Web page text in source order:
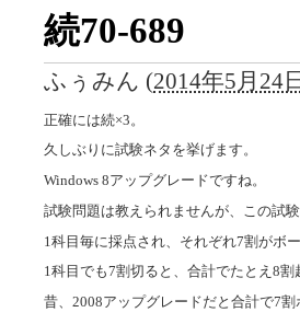
続70-689
ふぅみん (2014年5月24
正確には続×3。
久しぶりに試験ネタを挙げます。
Windows 8アップグレードですね。
試験問題は教えられませんが、この試
1科目毎に採点され、それぞれ7割がボー
1科目でも7割切ると、合計でたとえ8割
昔、2008アップグレードだと合計で7